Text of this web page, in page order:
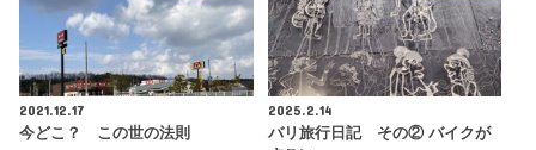
2021.12.17
今どこ？ この世の法則
2025.2.14
バリ旅行日記 その② バイクが